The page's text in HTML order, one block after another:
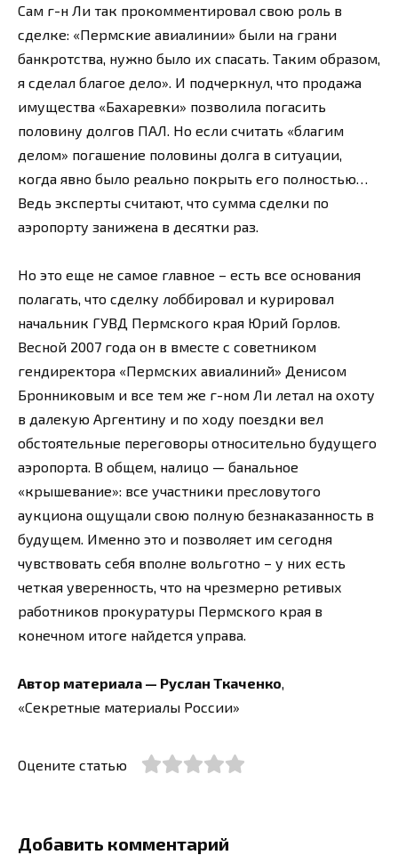
Сам г-н Ли так прокомментировал свою роль в
сделке: «Пермские авиалинии» были на грани
банкротства, нужно было их спасать. Таким образом,
я сделал благое дело». И подчеркнул, что продажа
имущества «Бахаревки» позволила погасить
половину долгов ПАЛ. Но если считать «благим
делом» погашение половины долга в ситуации,
когда явно было реально покрыть его полностью…
Ведь эксперты считают, что сумма сделки по
аэропорту занижена в десятки раз.
Но это еще не самое главное – есть все основания
полагать, что сделку лоббировал и курировал
начальник ГУВД Пермского края Юрий Горлов.
Весной 2007 года он в вместе с советником
гендиректора «Пермских авиалиний» Денисом
Бронниковым и все тем же г-ном Ли летал на охоту
в далекую Аргентину и по ходу поездки вел
обстоятельные переговоры относительно будущего
аэропорта. В общем, налицо — банальное
«крышевание»: все участники пресловутого
аукциона ощущали свою полную безнаказанность в
будущем. Именно это и позволяет им сегодня
чувствовать себя вполне вольготно – у них есть
четкая уверенность, что на чрезмерно ретивых
работников прокуратуры Пермского края в
конечном итоге найдется управа.
Автор материала — Руслан Ткаченко,
«Секретные материалы России»
Оцените статью
Добавить комментарий